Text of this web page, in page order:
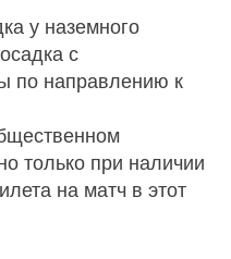
у наземного
с
по направлению к
только при наличии
на матч в этот